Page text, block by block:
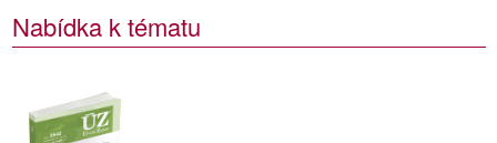
Nabídka k tématu